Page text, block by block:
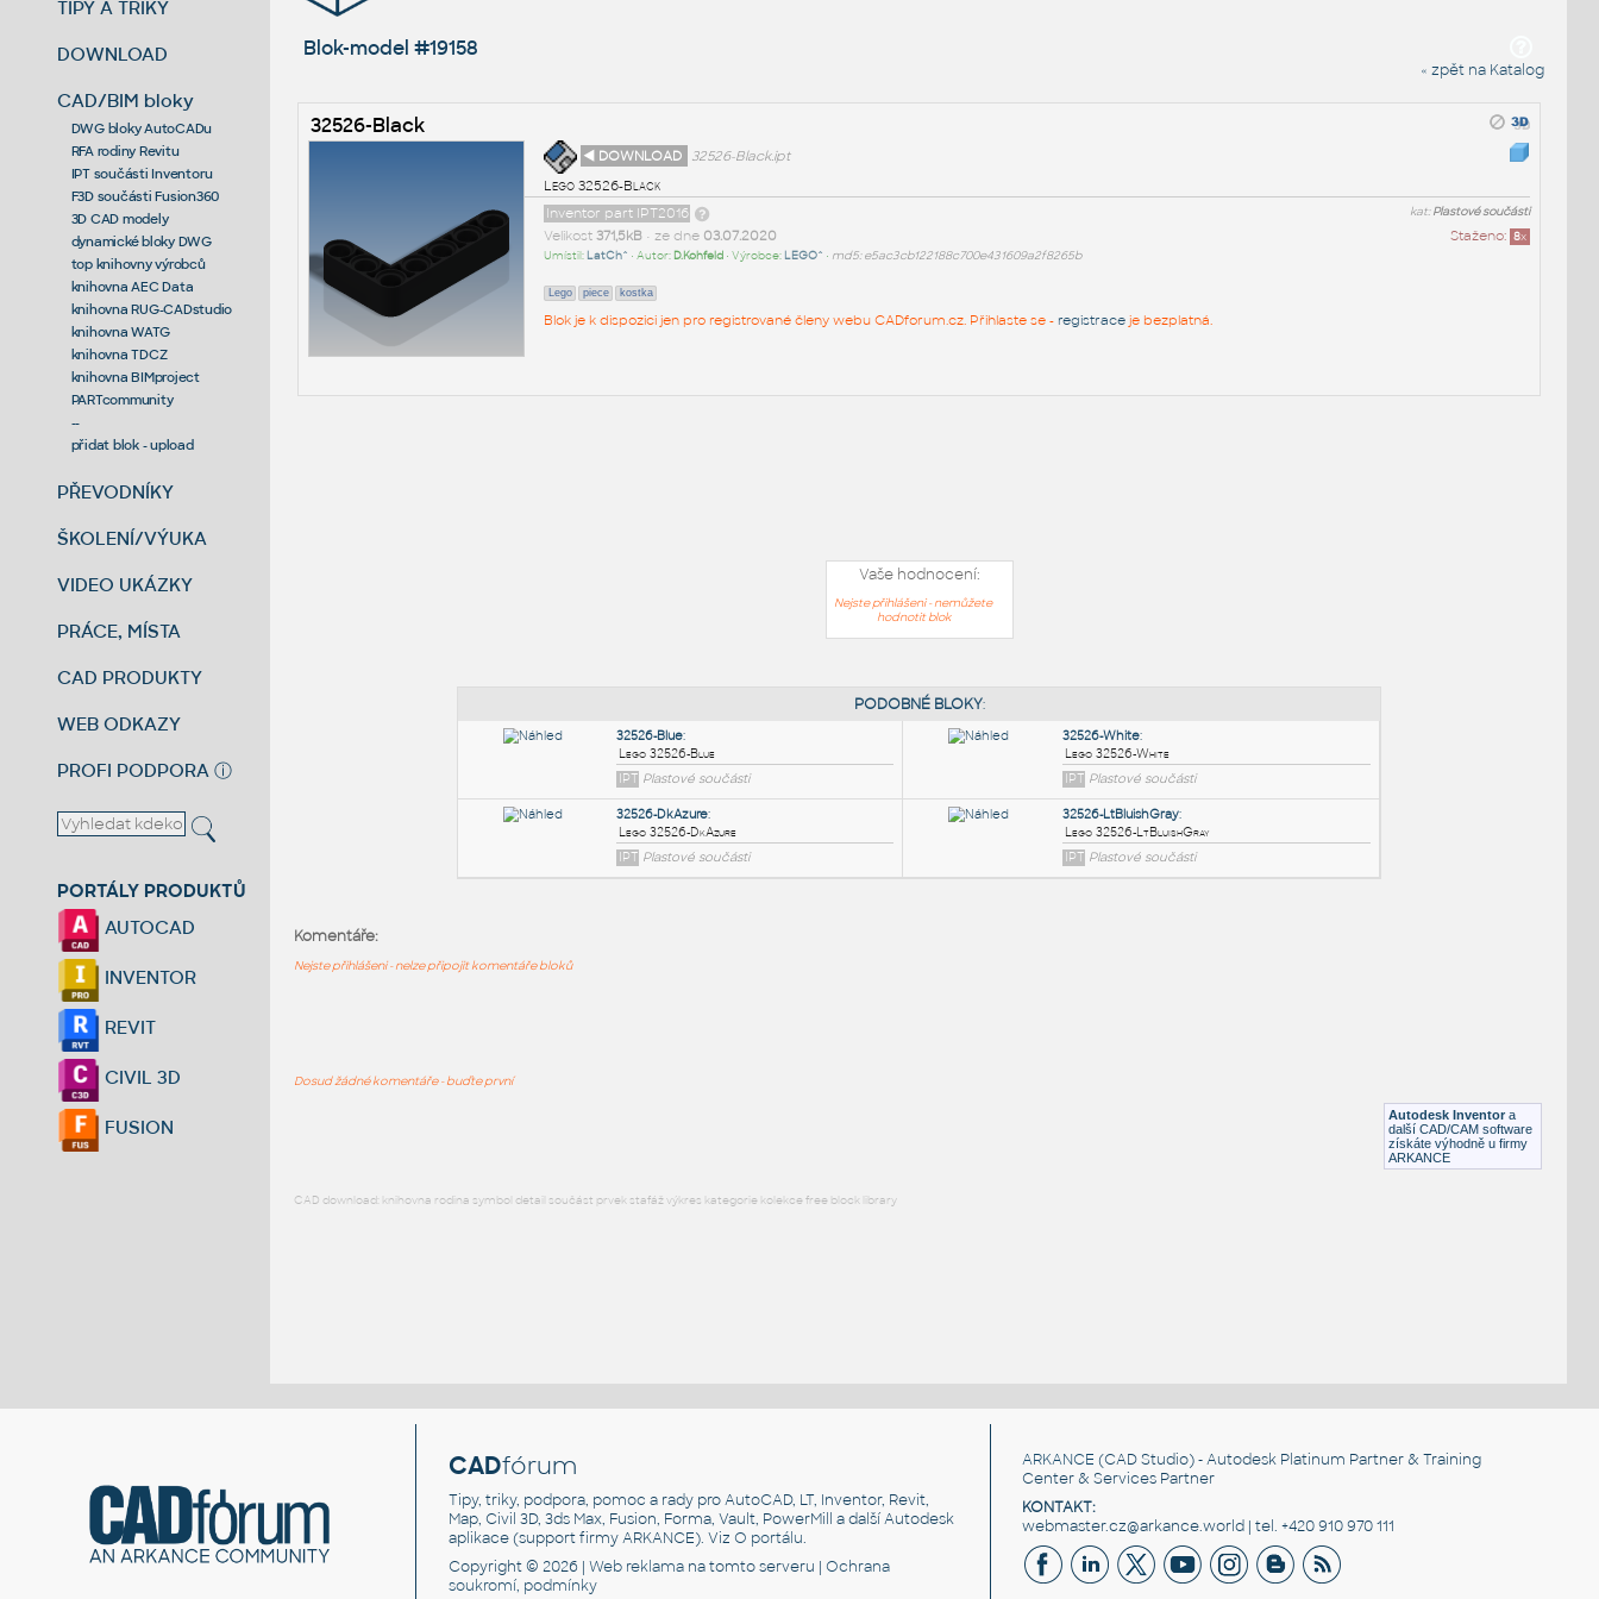
TIPY A TRIKY
DOWNLOAD
CAD/BIM bloky
DWG bloky AutoCADu
RFA rodiny Revitu
IPT součásti Inventoru
F3D součásti Fusion360
3D CAD modely
dynamické bloky DWG
top knihovny výrobců
knihovna AEC Data
knihovna RUG-CADstudio
knihovna WATG
knihovna TDCZ
knihovna BIMproject
PARTcommunity
--
přidat blok - upload
PŘEVODNÍKY
ŠKOLENÍ/VÝUKA
VIDEO UKÁZKY
PRÁCE, MÍSTA
CAD PRODUKTY
WEB ODKAZY
PROFI PODPORA ⓘ
PORTÁLY PRODUKTŮ
AUTOCAD
INVENTOR
REVIT
CIVIL 3D
FUSION
Blok-model #19158
« zpět na Katalog
32526-Black
◄ DOWNLOAD
32526-Black.ipt
Lego 32526-Black
kat:Plastové součásti
Inventor part IPT2016
Staženo: 8x
Velikost 371,5kB• ze dne 03.07.2020
Umístil: LatCh^ • Autor: D.Kohfeld• Výrobce: LEGO^ • md5: e5ac3cb122188c700e431609a2f8265b
Lego piece kostka
Blok je k dispozici jen pro registrované členy webu CADforum.cz. Přihlaste se - registraceje bezplatná.
Vaše hodnocení:
Nejste přihlášeni - nemůžete
hodnotit blok
Plastové součásti
Autodesk Inventor a
další CAD/CAM software
získáte výhodně u firmy
ARKANCE
Komentáře:
Nejste přihlášeni - nelze připojit komentáře bloků
Dosud žádné komentáře - buďte první
CAD download: knihovna rodina symbol detail součást prvek stafáž výkres kategorie kolekce free block library
CADfórum
Tipy, triky, podpora, pomoc a rady pro AutoCAD, LT, Inventor, Revit,
Map, Civil 3D, 3ds Max, Fusion, Forma, Vault, PowerMill a další Autodesk
aplikace (support firmy ARKANCE). VizO portálu.
Copyright © 2026 |Web reklama na tomto serveru |Ochrana
soukromí, podmínky
ARKANCE (CAD Studio) - Autodesk Platinum Partner & Training
Center & Services Partner
KONTAKT:
webmaster.cz@arkance.world | tel. +420 910 970 111